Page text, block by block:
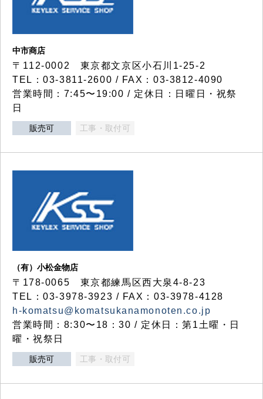
中市商店
〒112-0002 東京都文京区小石川1-25-2
TEL：03-3811-2600 / FAX：03-3812-4090
営業時間：7:45〜19:00 / 定休日：日曜日・祝祭
日
販売可 工事・取付可
（有）小松金物店
〒178-0065 東京都練馬区西大泉4-8-23
TEL：03-3978-3923 / FAX：03-3978-4128
h-komatsu@komatsukanamonoten.co.jp
営業時間：8:30〜18：30 / 定休日：第1土曜・日
曜・祝祭日
販売可 工事・取付可